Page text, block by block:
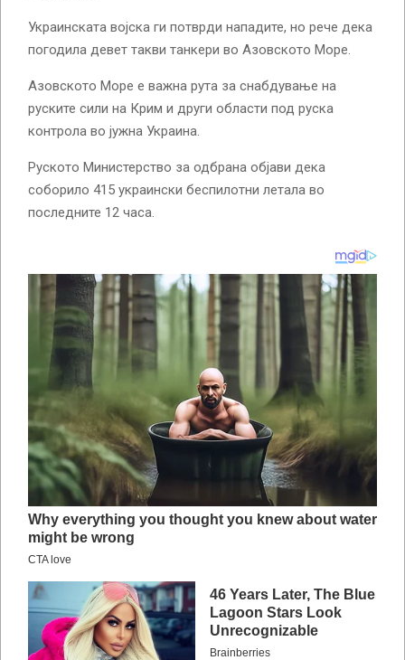
Украинската војска ги потврди нападите, но рече дека
погодила девет такви танкери во Азовското Море.
Азовското Море е важна рута за снабдување на
руските сили на Крим и други области под руска
контрола во јужна Украина.
Руското Министерство за одбрана објави дека
соборило 415 украински беспилотни летала во
последните 12 часа.